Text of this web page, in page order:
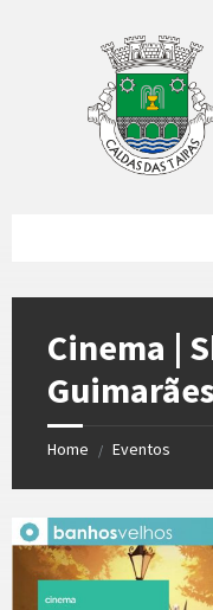
Cinema |
Home / Eventos